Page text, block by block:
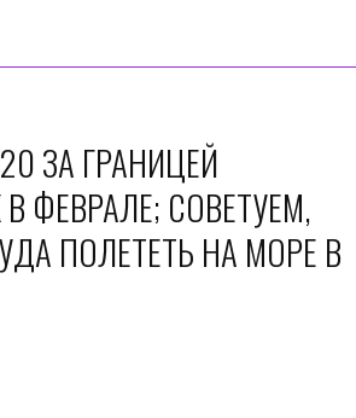
ЗА ГРАНИЦЕЙ
ФЕВРАЛЕ; СОВЕТУЕМ,
ПОЛЕТЕТЬ НА МОРЕ В